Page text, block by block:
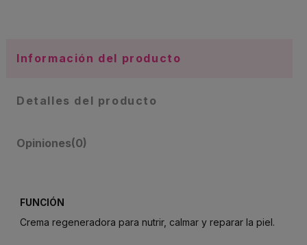
Información del producto
Detalles del producto
Opiniones(0)
FUNCIÓN
Crema regeneradora para nutrir, calmar y reparar la piel.